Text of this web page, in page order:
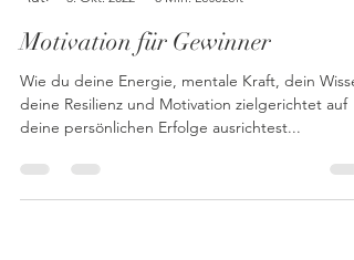
Sabrina Berger
3. Okt. 2022
8 Min. Lesezeit
Motivation für Gewinner
Wie du deine Energie, mentale Kraft, dein
deine persönlichen Erfolge ausrichtest...